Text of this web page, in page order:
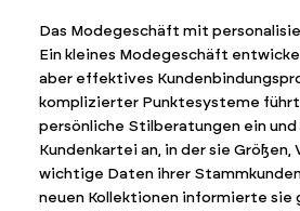
Das Modegeschäft mit
Ein kleines Modegeschäft
aber effektives
komplizierter Punktesysteme
persönliche Stilberatungen ein
Kundenkartei an, in der sie Größen,
wichtige Daten ihrer
neuen Kollektionen informierte sie